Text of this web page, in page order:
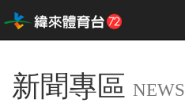
新聞專區 NEWS